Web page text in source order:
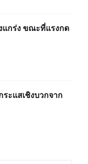
แกร่ง ขณะที่แรงกด
ะแสเชิงบวกจาก